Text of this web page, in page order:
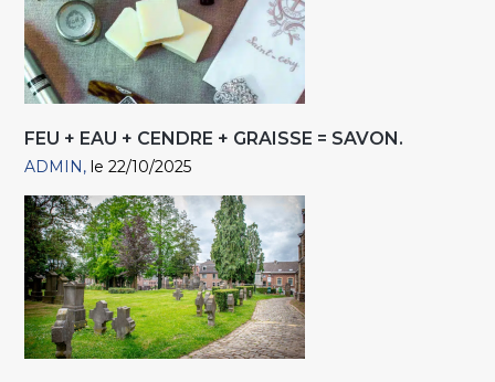
FEU + EAU + CENDRE + GRAISSE = SAVON.
ADMIN le 22/10/2025